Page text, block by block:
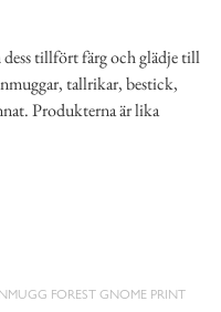
dess tillfört färg och glädje till
tallrikar, bestick,
Produkterna är lika
FOREST GNOME PRINT